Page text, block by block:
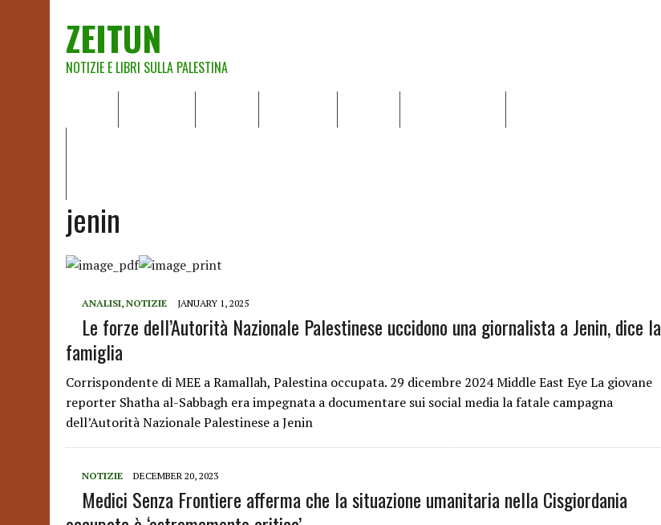
ZEITUN
NOTIZIE E LIBRI SULLA PALESTINA
jenin
ANALISI, NOTIZIE JANUARY 1, 2025
Le forze dell’Autorità Nazionale Palestinese uccidono una giornalista a Jenin, dice la
famiglia
Corrispondente di MEE a Ramallah, Palestina occupata. 29 dicembre 2024 Middle East Eye La giovane
reporter Shatha al-Sabbagh era impegnata a documentare sui social media la fatale campagna
dell’Autorità Nazionale Palestinese a Jenin
NOTIZIE DECEMBER 20, 2023
Medici Senza Frontiere afferma che la situazione umanitaria nella Cisgiordania